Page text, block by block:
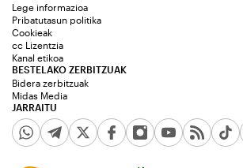
JARRAITU
Lege informazioa
Pribatutasun politika
Cookieak
cc Lizentzia
Kanal etikoa
BESTELAKO ZERBITZUAK
Bidera zerbitzuak
Midas Media